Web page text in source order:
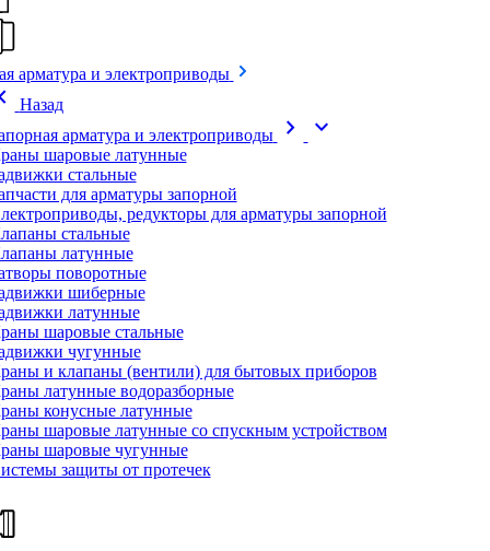
арматура и электроприводы
Назад
арматура и электроприводы
chevron_right expand_more
шаровые латунные
стальные
для арматуры запорной
редукторы для арматуры запорной
стальные
латунные
поворотные
шиберные
латунные
шаровые стальные
чугунные
и клапаны (вентили) для бытовых приборов
латунные водоразборные
конусные латунные
шаровые латунные со спускным устройством
шаровые чугунные
защиты от протечек